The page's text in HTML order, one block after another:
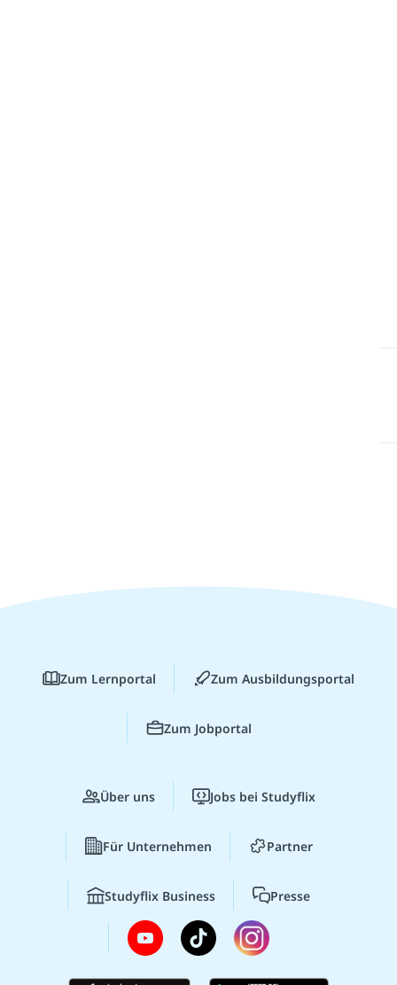
Zum Lernportal Zum Ausbildungsportal
Zum Jobportal
Über uns Jobs bei Studyflix
Für Unternehmen Partner
Studyflix Business Presse